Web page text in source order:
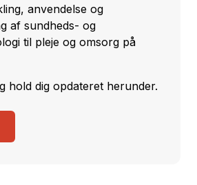
anvendelse og
af sundheds- og
til pleje og omsorg på
hold dig opdateret herunder.